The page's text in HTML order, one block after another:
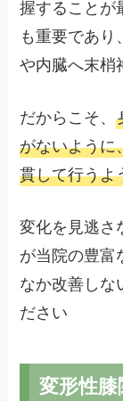
握することが
も重要であ
や内臓へ末梢
だからこそ、
がないように
貫して行うよ
変化を見逃さ
が当院の豊富
なか改善しな
ださい
変形性